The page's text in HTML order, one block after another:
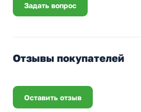
Задать вопрос
Отзывы покупателей
Оставить отзыв